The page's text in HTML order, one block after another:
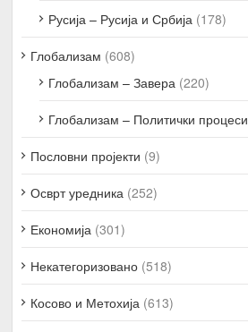
Русија – Русија и Србија (178)
Глобализам (608)
Глобализам – Завера (220)
Глобализам – Политички процеси
Пословни пројекти (9)
Осврт уредника (252)
Економија (301)
Некатегоризовано (518)
Косово и Метохија (613)